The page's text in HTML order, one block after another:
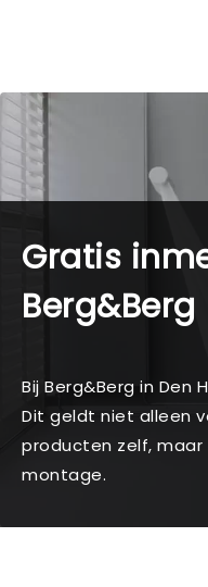
Gratis
Berg&Berg
Bij Berg&Berg in Den
Dit geldt niet alleen
producten zelf,
montage.